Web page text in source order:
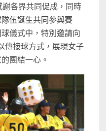
各界共同促成，同時
伍誕生共同參與賽
儀式中，特別邀請向
傳接球方式，展現女子
團結一心。